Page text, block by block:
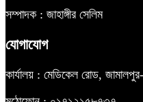
সম্পাদক : জাহাঙ্গীর সেলিম
যোগাযোগ
কার্যালয় : মেডিকেল রোড,